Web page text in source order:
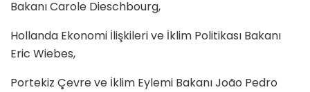
Bakanı Carole Dieschbourg,
Hollanda Ekonomi İlişkileri ve İklim Politikası Bakanı
Eric Wiebes,
Portekiz Çevre ve İklim Eylemi Bakanı João Pedro